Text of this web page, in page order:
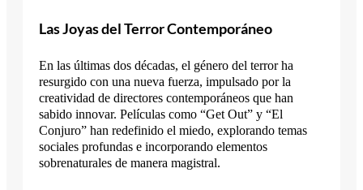
Las Joyas del Terror Contemporáneo
En las últimas dos décadas, el género del terror ha
resurgido con una nueva fuerza, impulsado por la
creatividad de directores contemporáneos que han
sabido innovar. Películas como “Get Out” y “El
Conjuro” han redefinido el miedo, explorando temas
sociales profundas e incorporando elementos
sobrenaturales de manera magistral.